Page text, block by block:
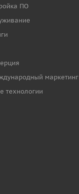
ПО
маркетинг
технологии